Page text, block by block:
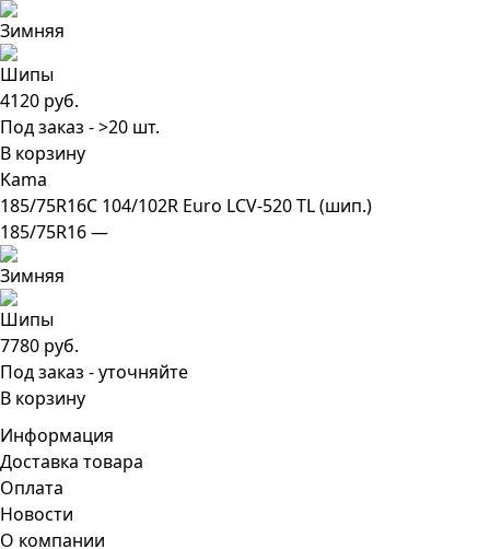
4120 руб.
Под заказ - >20 шт.
В корзину
Kama
185/75R16C 104/102R Euro LCV-520 TL (шип.)
185/75R16 —
7780 руб.
Под заказ - уточняйте
В корзину
Информация
Доставка товара
Оплата
Новости
О компании